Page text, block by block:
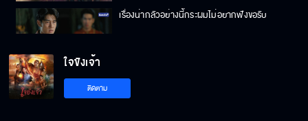
เรื่องน่ากลัวอย่างนี้กระผมไม่อยากฟังขอรับ
อีก 10 วัน เรามาเข้าหอกันนะเจ้าตัวอุ่น
ใจขังเจ้า
ติดตาม